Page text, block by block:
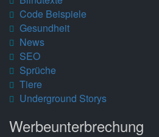
Code Beispiele
Gesundheit
News
SEO
Sprüche
Tiere
Underground Storys
Werbeunterbrechung